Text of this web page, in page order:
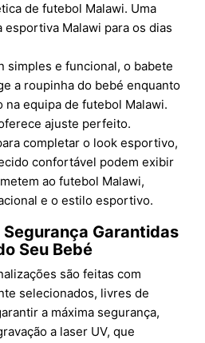
de futebol Malawi. Uma
esportiva Malawi para os dias
simples e funcional, o babete
a roupinha do bebé enquanto
na equipa de futebol Malawi.
ajuste perfeito.
completar o look esportivo,
confortável podem exibir
ao futebol Malawi,
e o estilo esportivo.
Garantidas
Seu Bebé
são feitas com
selecionados, livres de
a máxima segurança,
a laser UV, que